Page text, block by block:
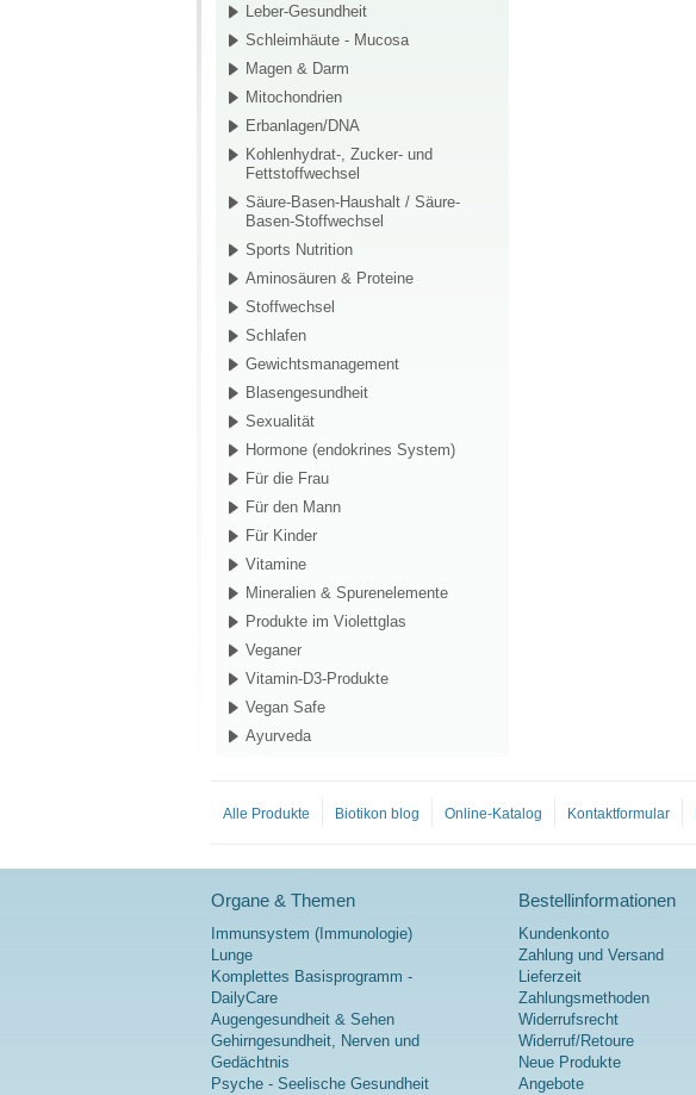
Leber-Gesundheit
Schleimhäute - Mucosa
Magen & Darm
Mitochondrien
Erbanlagen/DNA
Kohlenhydrat-, Zucker- und
Fettstoffwechsel
Säure-Basen-Haushalt / Säure-
Basen-Stoffwechsel
Sports Nutrition
Aminosäuren & Proteine
Stoffwechsel
Schlafen
Gewichtsmanagement
Blasengesundheit
Sexualität
Hormone (endokrines System)
Für die Frau
Für den Mann
Für Kinder
Vitamine
Mineralien & Spurenelemente
Produkte im Violettglas
Veganer
Vitamin-D3-Produkte
Vegan Safe
Ayurveda
Alle Produkte Biotikon blog Online-Katalog Kontaktformular
Organe & Themen
Immunsystem (Immunologie)
Lunge
Komplettes Basisprogramm -
DailyCare
Augengesundheit & Sehen
Gehirngesundheit, Nerven und
Gedächtnis
Psyche - Seelische Gesundheit
Bestellinformationen
Kundenkonto
Zahlung und Versand
Lieferzeit
Zahlungsmethoden
Widerrufsrecht
Widerruf/Retoure
Neue Produkte
Angebote